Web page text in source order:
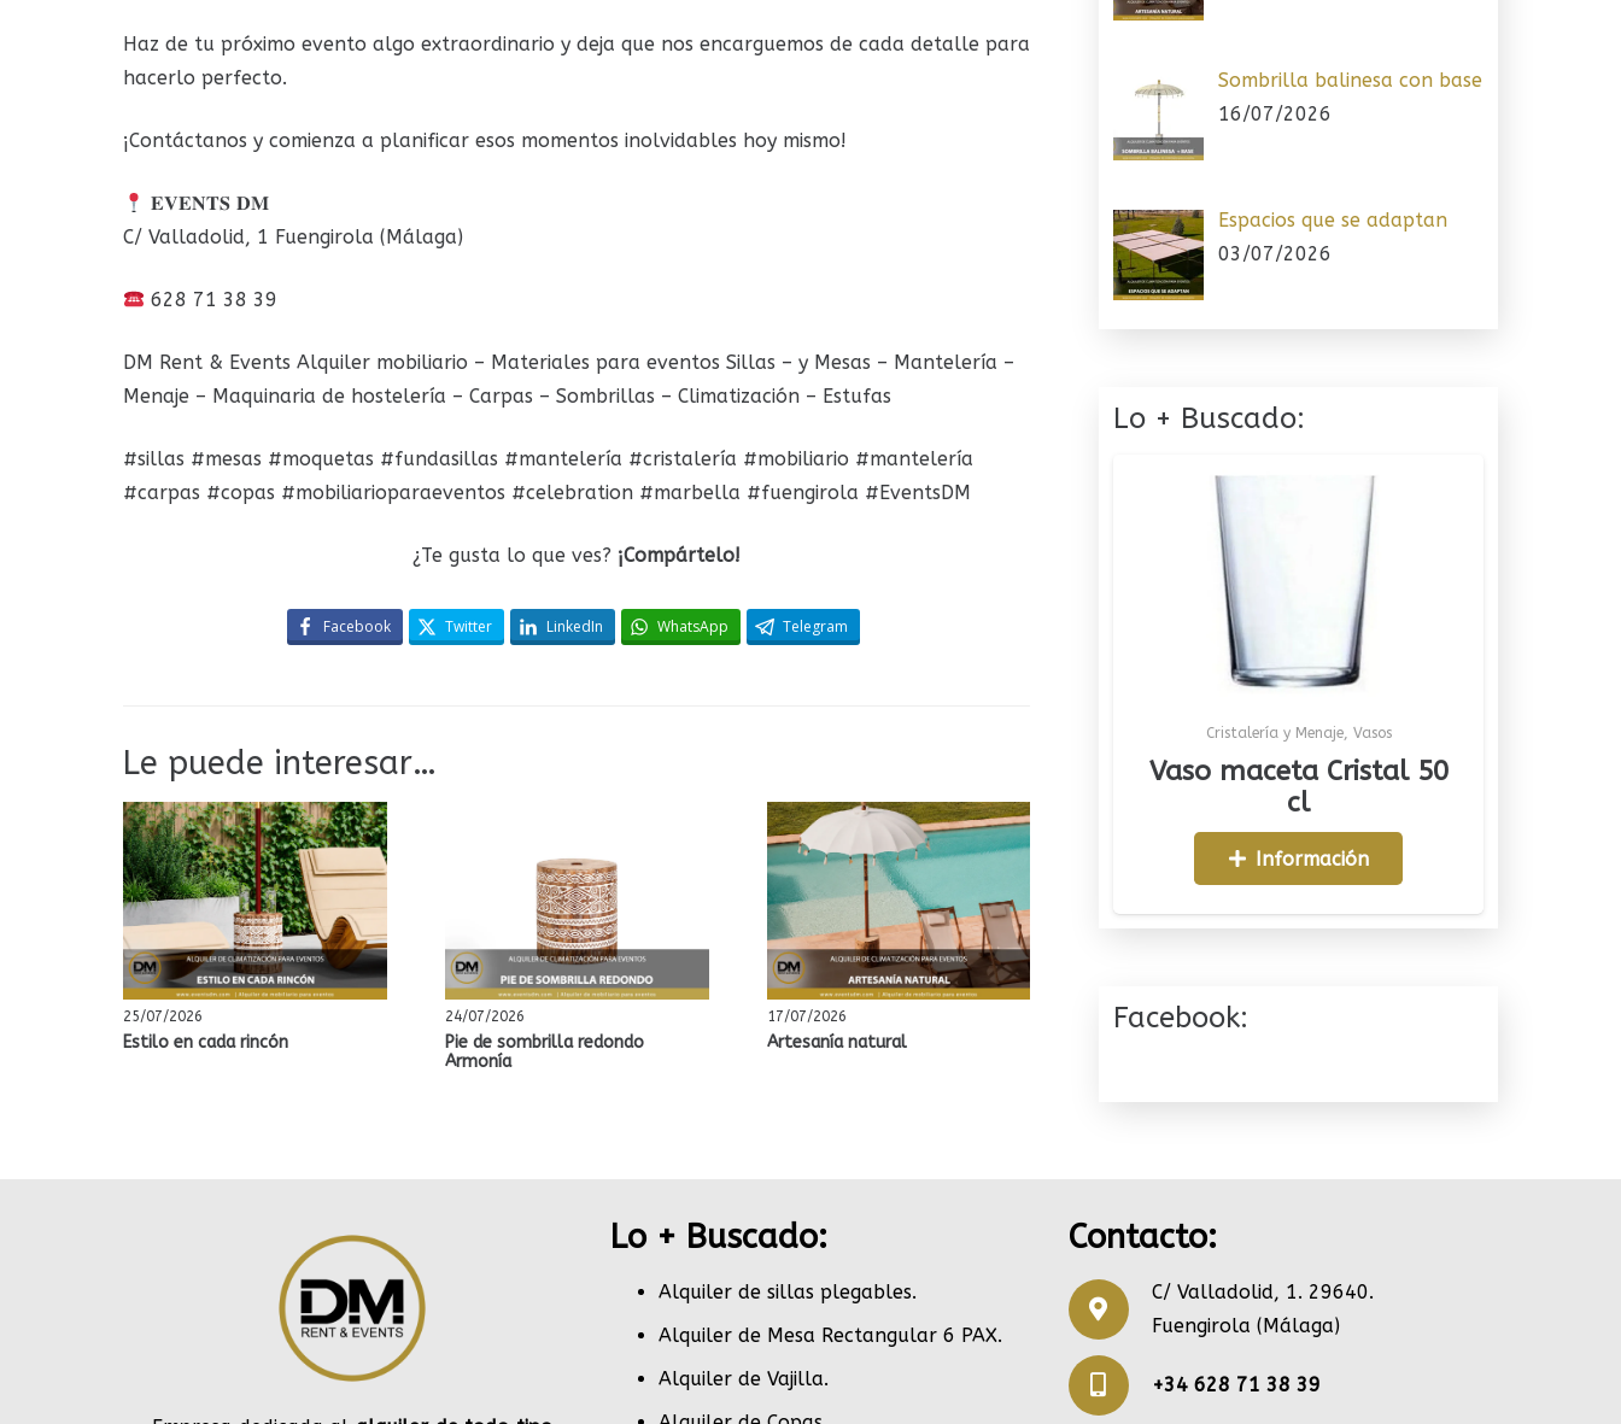
Haz de tu próximo evento algo extraordinario y deja que nos encarguemos de cada detalle para
hacerlo perfecto.
¡Contáctanos y comienza a planificar esos momentos inolvidables hoy mismo!
𝐄𝐕𝐄𝐍𝐓𝐒 𝐃𝐌
C/ Valladolid, 1 Fuengirola (Málaga)
628 71 38 39
DM Rent & Events Alquiler mobiliario – Materiales para eventos Sillas – y Mesas – Mantelería –
Menaje – Maquinaria de hostelería – Carpas – Sombrillas – Climatización – Estufas
#sillas #mesas #moquetas #fundasillas #mantelería #cristalería #mobiliario #mantelería
#carpas #copas #mobiliarioparaeventos #celebration #marbella #fuengirola #EventsDM
¿Te gusta lo que ves? ¡Compártelo!
Facebook Twitter LinkedIn WhatsApp Telegram
Le puede interesar…
25/07/2026
Estilo en cada rincón
24/07/2026
Pie de sombrilla redondo
Armonía
17/07/2026
Artesanía natural
Sombrilla balinesa con base
16/07/2026
Espacios que se adaptan
03/07/2026
Lo + Buscado:
Cristalería y Menaje, Vasos
Vaso maceta Cristal 50
cl
Información
Facebook:
Lo + Buscado:
Alquiler de sillas plegables.
Alquiler de Mesa Rectangular 6 PAX.
Alquiler de Vajilla.
Contacto:
C/ Valladolid, 1. 29640.
Fuengirola (Málaga)
+34 628 71 38 39